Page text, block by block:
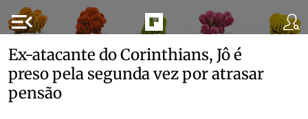
menu_open
Ex-atacante do Corinthians, Jô é
preso pela segunda vez por atrasar
pensão